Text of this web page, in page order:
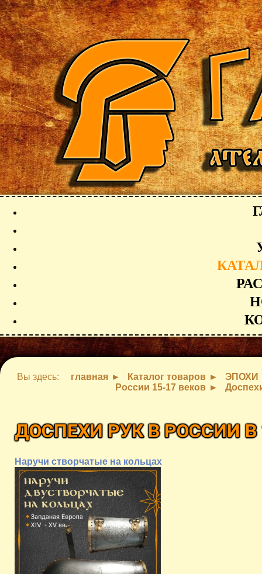
Вы здесь: главная Каталог товаров
ЭПОХИ
России 15-17 веков
ДОСПЕХИ РУК В РОССИИ В
Наручи створчатые на кольцах